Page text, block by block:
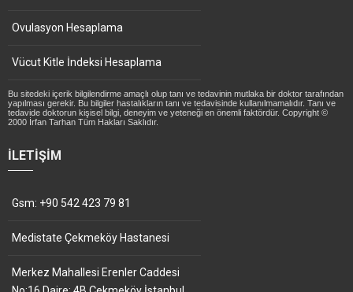
Ovulasyon Hesaplama
Vücut Kitle İndeksi Hesaplama
Bu sitedeki içerik bilgilendirme amaçlı olup tanı ve tedavinin mutlaka bir doktor tarafından
yapılması gerekir. Bu bilgiler hastalıkların tanı ve tedavisinde kullanılmamalıdır. Tanı ve
tedavide doktorun kişisel bilgi, deneyim ve yeteneği en önemli faktördür. Copyright ©
2000 İrfan Tarhan Tüm Hakları Saklıdır.
İLETIŞIM
Gsm: +90 542 423 79 81
Medistate Çekmeköy Hastanesi
Merkez Mahallesi Erenler Caddesi